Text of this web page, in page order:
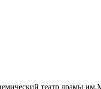
театр драмы